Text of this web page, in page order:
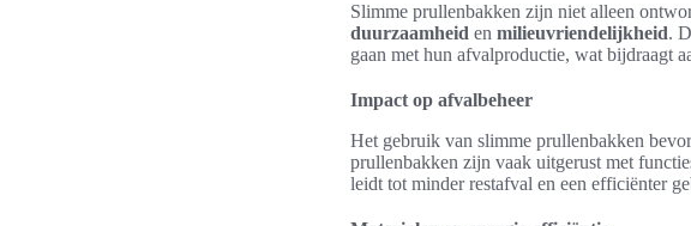
Slimme prullenbakken zijn niet alleen
duurzaamheid en milieuvriendelijkheid.
gaan met hun afvalproductie, wat bijdraagt
Impact op afvalbeheer
Het gebruik van slimme prullenbakken
prullenbakken zijn vaak uitgerust met
leidt tot minder restafval en een efficiënter